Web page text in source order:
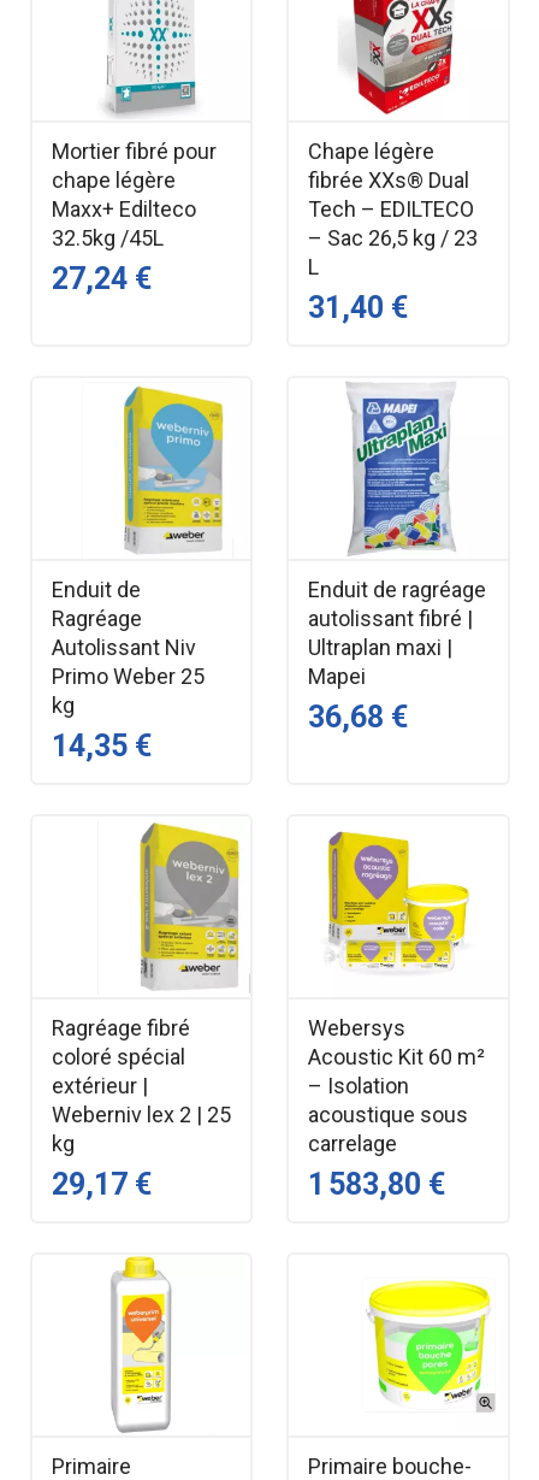
Mortier fibré pour
chape légère
Maxx+ Edilteco
32.5kg /45L
27,24 €
Chape légère
fibrée XXs® Dual
Tech – EDILTECO
– Sac 26,5 kg / 23
L
31,40 €
Enduit de
Ragréage
Autolissant Niv
Primo Weber 25
kg
14,35 €
Enduit de ragréage
autolissant fibré |
Ultraplan maxi |
Mapei
36,68 €
Ragréage fibré
coloré spécial
extérieur |
Weberniv lex 2 | 25
kg
29,17 €
Webersys
Acoustic Kit 60 m²
– Isolation
acoustique sous
carrelage
1 583,80 €
Primaire
Primaire bouche-